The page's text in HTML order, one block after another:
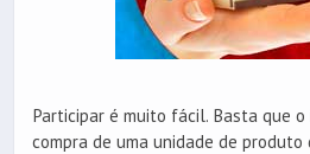
Participar é muito fácil. Basta que
compra de uma unidade de produto